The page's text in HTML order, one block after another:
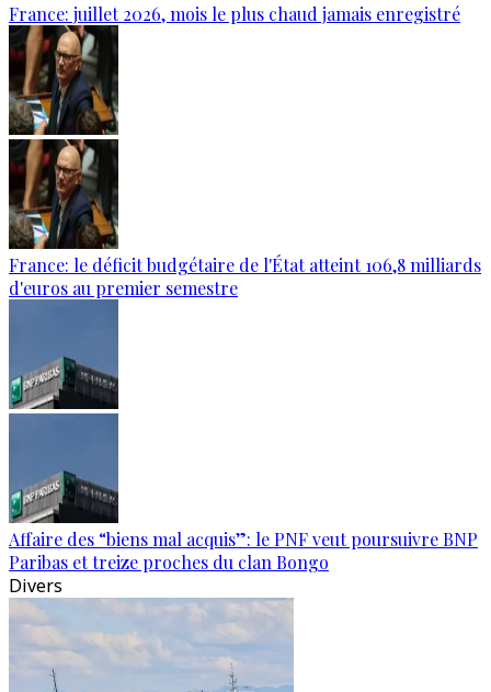
France: juillet 2026, mois le plus chaud jamais enregistré
France: le déficit budgétaire de l'État atteint 106,8 milliards
d'euros au premier semestre
Affaire des “biens mal acquis”: le PNF veut poursuivre BNP
Paribas et treize proches du clan Bongo
Divers